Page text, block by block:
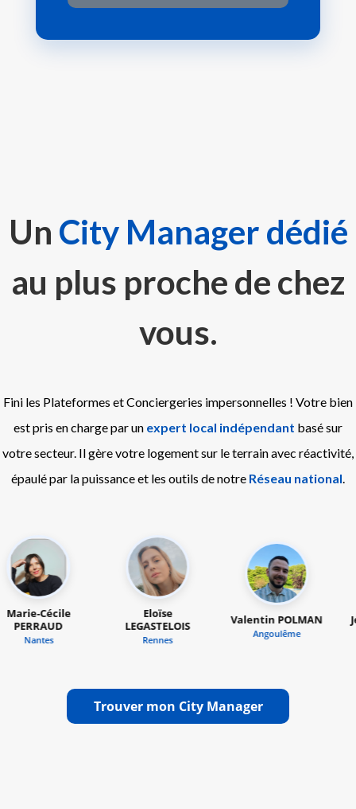
Un City Manager dédié
au plus proche de chez
vous.
Fini les Plateformes et Conciergeries impersonnelles ! Votre bien
est pris en charge par un expert local indépendant basé sur
votre secteur. Il gère votre logement sur le terrain avec réactivité,
épaulé par la puissance et les outils de notre Réseau national.
Eloïse
LEGASTELOIS
Valentin POLMAN
Angoulême
Jérémy GÉLÉBART
Brest
Trouver mon City Manager